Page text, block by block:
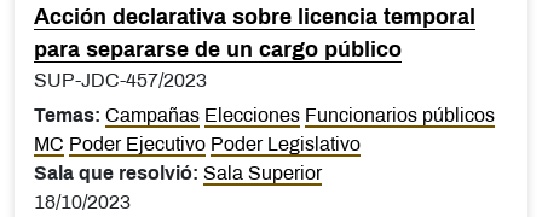
Acción declarativa sobre licencia temporal
para separarse de un cargo público
SUP-JDC-457/2023
Temas: Campañas Elecciones Funcionarios públicos
MC Poder Ejecutivo Poder Legislativo
Sala que resolvió: Sala Superior
18/10/2023